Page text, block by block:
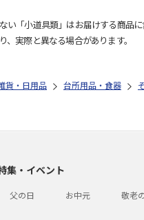
「小道具類」はお届けする商品に
実際と異なる場合があります。
貨・日用品 台所用品・食器
集・イベント
父の日 お中元 敬老